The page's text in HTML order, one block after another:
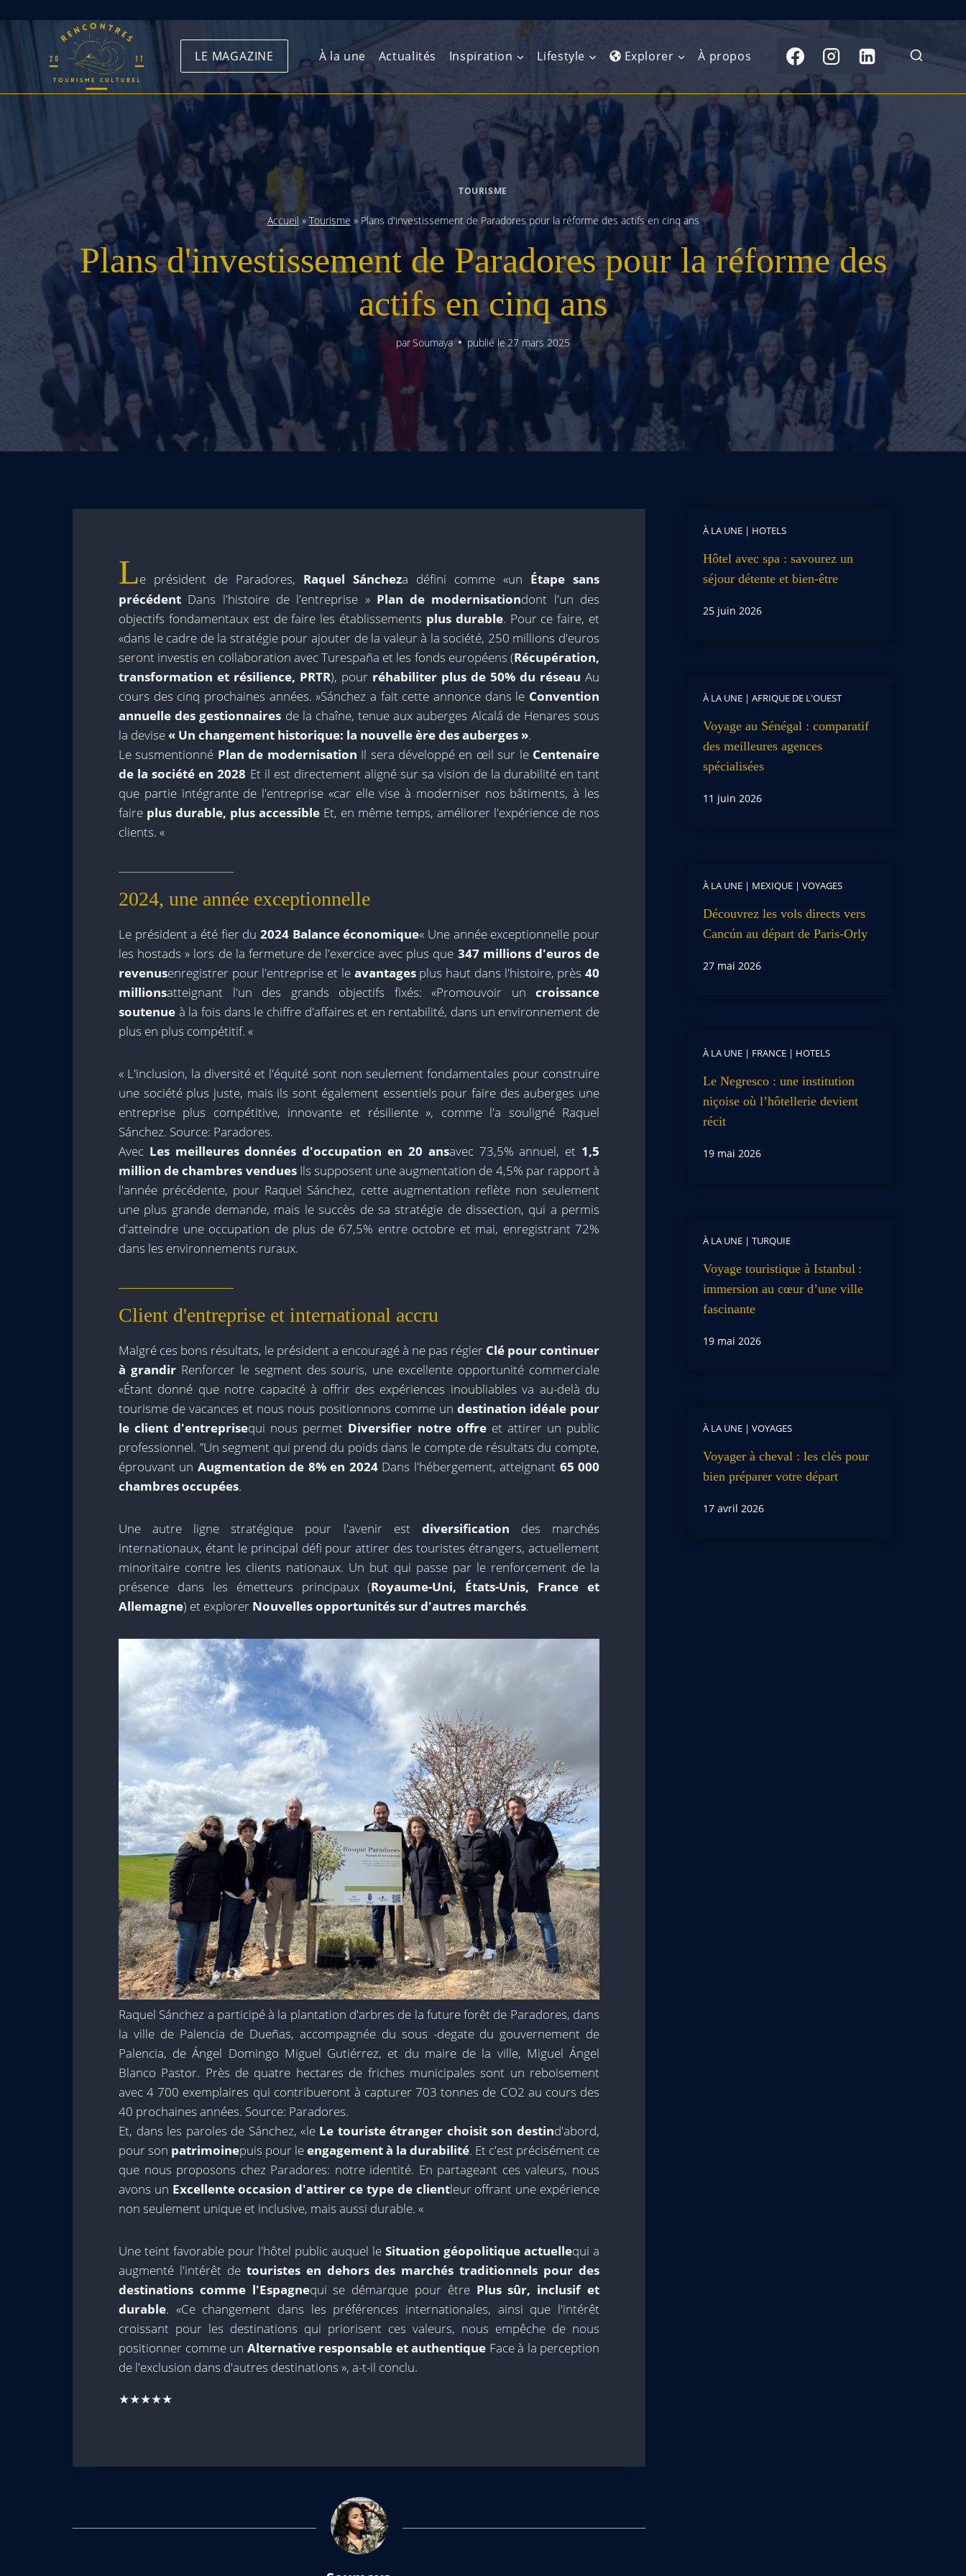
LE MAGAZINE À la une Actualités Inspiration Lifestyle Explorer
Europe de l’Ouest
Europe du Nord
Europe centrale
Europe de l’Est
Balkans
Amérique du Nord
Amérique centrale
Antilles et Caraïbes
Amérique du Sud
Afrique du Nord
(Maghreb)
Afrique de l’Ouest
Afrique de l’Est
Afrique australe
Moyen-Orient
Sous-continent
indien
Asie du Sud-Est
Extrême-Orient
Îles du Pacifique
À propos
TOURISME
Accueil» Tourisme » Plans d'investissement de Paradores pour la réforme des actifs en cinq ans
Plans d'investissement de Paradores pour la réforme des
actifs en cinq ans
parSoumaya publié le27 mars 2025
Le président de Paradores, Raquel Sáncheza défini comme «un Étape sans
précédent Dans l'histoire de l'entreprise » Plan de modernisationdont l'un des
objectifs fondamentaux est de faire les établissements plus durable. Pour ce faire, et
«dans le cadre de la stratégie pour ajouter de la valeur à la société, 250 millions d'euros
seront investis en collaboration avec Turespaña et les fonds européens (Récupération,
transformation et résilience, PRTR), pour réhabiliter plus de 50% du réseau Au
cours des cinq prochaines années. »Sánchez a fait cette annonce dans le Convention
annuelle des gestionnaires de la chaîne, tenue aux auberges Alcalá de Henares sous
la devise « Un changement historique: la nouvelle ère des auberges ».
Le susmentionné Plan de modernisation Il sera développé en œil sur le Centenaire
de la société en 2028 Et il est directement aligné sur sa vision de la durabilité en tant
que partie intégrante de l'entreprise «car elle vise à moderniser nos bâtiments, à les
faire plus durable, plus accessible Et, en même temps, améliorer l'expérience de nos
clients. «
2024, une année exceptionnelle
Le président a été fier du 2024 Balance économique« Une année exceptionnelle pour
les hostads » lors de la fermeture de l'exercice avec plus que 347 millions d'euros de
revenusenregistrer pour l'entreprise et le avantagesplus haut dans l'histoire, près40
millionsatteignant l'un des grands objectifs fixés: «Promouvoir un croissance
soutenue à la fois dans le chiffre d'affaires et en rentabilité, dans un environnement de
plus en plus compétitif. «
« L'inclusion, la diversité et l'équité sont non seulement fondamentales pour construire
une société plus juste, mais ils sont également essentiels pour faire des auberges une
entreprise plus compétitive, innovante et résiliente », comme l'a souligné Raquel
Sánchez. Source: Paradores.
Avec Les meilleures données d'occupation en 20 ansavec 73,5% annuel, et 1,5
million de chambres venduesIls supposent une augmentation de 4,5% par rapport à
l'année précédente, pour Raquel Sánchez, cette augmentation reflète non seulement
une plus grande demande, mais le succès de sa stratégie de dissection, qui a permis
d'atteindre une occupation de plus de 67,5% entre octobre et mai, enregistrant 72%
dans les environnements ruraux.
Client d'entreprise et international accru
Malgré ces bons résultats, le président a encouragé à ne pas régler Clé pour continuer
à grandirRenforcer le segment des souris, une excellente opportunité commerciale
«Étant donné que notre capacité à offrir des expériences inoubliables va au-delà du
tourisme de vacances et nous nous positionnons comme un destination idéale pour
le client d'entreprisequi nous permet Diversifier notre offreet attirer un public
professionnel. ”Un segment qui prend du poids dans le compte de résultats du compte,
éprouvant un Augmentation de 8% en 2024Dans l'hébergement, atteignant 65 000
chambres occupées.
Une autre ligne stratégique pour l'avenir est diversification des marchés
internationaux, étant le principal défi pour attirer des touristes étrangers, actuellement
minoritaire contre les clients nationaux. Un but qui passe par le renforcement de la
présence dans les émetteurs principaux (Royaume-Uni, États-Unis, France et
Allemagne) et explorer Nouvelles opportunités sur d'autres marchés.
Raquel Sánchez a participé à la plantation d'arbres de la future forêt de Paradores, dans
la ville de Palencia de Dueñas, accompagnée du sous -degate du gouvernement de
Palencia, de Ángel Domingo Miguel Gutiérrez, et du maire de la ville, Miguel Ángel
Blanco Pastor. Près de quatre hectares de friches municipales sont un reboisement
avec 4 700 exemplaires qui contribueront à capturer 703 tonnes de CO2 au cours des
40 prochaines années. Source: Paradores.
Et, dans les paroles de Sánchez, «le Le touriste étranger choisit son destind'abord,
pour son patrimoinepuis pour leengagement à la durabilité. Et c'est précisément ce
que nous proposons chez Paradores: notre identité. En partageant ces valeurs, nous
avons un Excellente occasion d'attirer ce type de clientleur offrant une expérience
non seulement unique et inclusive, mais aussi durable. «
Une teint favorable pour l'hôtel public auquel le Situation géopolitique actuellequi a
augmenté l'intérêt de touristes en dehors des marchés traditionnels pour des
destinations comme l'Espagnequi se démarque pour être Plus sûr, inclusif et
durable. «Ce changement dans les préférences internationales, ainsi que l'intérêt
croissant pour les destinations qui priorisent ces valeurs, nous empêche de nous
positionner comme un Alternative responsable et authentique Face à la perception
de l'exclusion dans d'autres destinations », a-t-il conclu.
★★★★★
À LA UNE| HOTELS
Hôtel avec spa : savourez un
séjour détente et bien-être
25 juin 2026
À LA UNE| AFRIQUE DE L'OUEST
Voyage au Sénégal : comparatif
des meilleures agences
spécialisées
11 juin 2026
À LA UNE| MEXIQUE| VOYAGES
Découvrez les vols directs vers
Cancún au départ de Paris-Orly
27 mai 2026
À LA UNE| FRANCE| HOTELS
Le Negresco : une institution
niçoise où l’hôtellerie devient
récit
19 mai 2026
À LA UNE| TURQUIE
Voyage touristique à Istanbul :
immersion au cœur d’une ville
fascinante
19 mai 2026
À LA UNE| VOYAGES
Voyager à cheval : les clés pour
bien préparer votre départ
17 avril 2026